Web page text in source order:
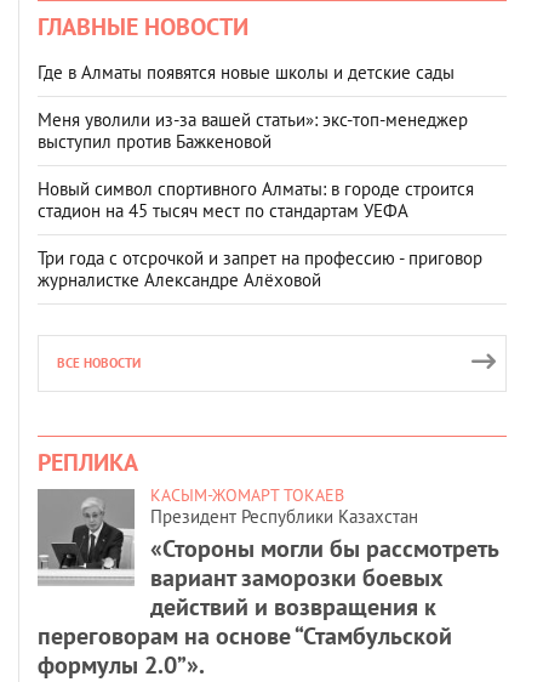
ГЛАВНЫЕ НОВОСТИ
Где в Алматы появятся новые школы и детские сады
Меня уволили из-за вашей статьи»: экс-топ-менеджер
выступил против Бажкеновой
Новый символ спортивного Алматы: в городе строится
стадион на 45 тысяч мест по стандартам УЕФА
Три года с отсрочкой и запрет на профессию - приговор
журналистке Александре Алёховой
ВСЕ НОВОСТИ
РЕПЛИКА
КАСЫМ-ЖОМАРТ ТОКАЕВ
Президент Республики Казахстан
«Стороны могли бы рассмотреть
вариант заморозки боевых
действий и возвращения к
переговорам на основе “Стамбульской
формулы 2.0”».